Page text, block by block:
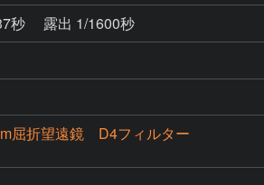
秒
露出 1/1600秒
屈折望遠鏡 D4フィルター